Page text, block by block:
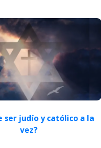
ser judío y católico a la
vez?